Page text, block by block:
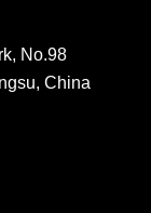
China